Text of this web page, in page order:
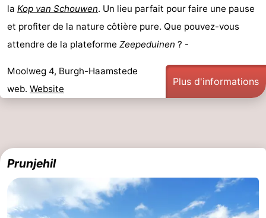
Méridionale
Leiden
Bollenstreek
-
Nature
-
Scheveningen
La
-
la Kop van Schouwen. Un lieu parfait pour faire une pause
et profiter de la nature côtière pure. Que pouvez-vous
attendre de la plateforme Zeepeduinen ? -
Moolweg 4, Burgh-Haamstede
web. Website
Plus d'informations
Prunjehil